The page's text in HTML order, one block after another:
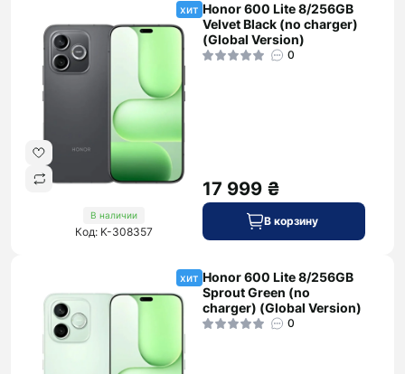
хит
В наличии
Код: K-308357
Honor 600 Lite 8/256GB
Velvet Black (no charger)
(Global Version)
0
17 999 ₴
В корзину
хит Honor 600 Lite 8/256GB
Sprout Green (no
charger) (Global Version)
0